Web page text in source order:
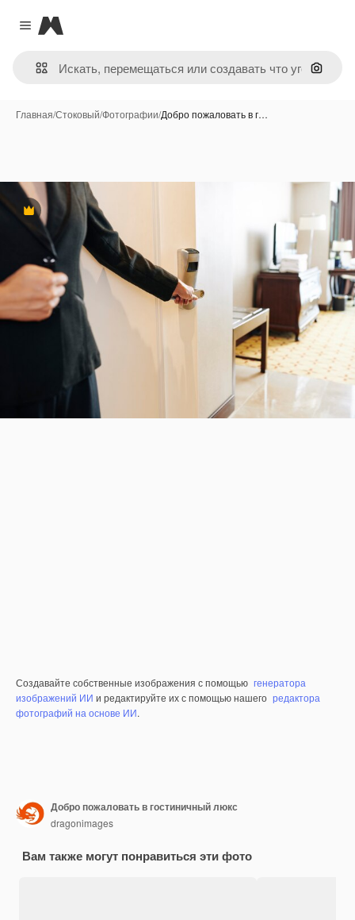
Close menu
Magnific
Поиск
Главная/Стоковый/Фотографии/Добро пожаловать в г…
Премиум
Создавайте собственные изображения с помощью генератора
изображений ИИ и редактируйте их с помощью нашего редактора
фотографий на основе ИИ.
Добро пожаловать в гостиничный люкс
dragonimages
Вам также могут понравиться эти фото